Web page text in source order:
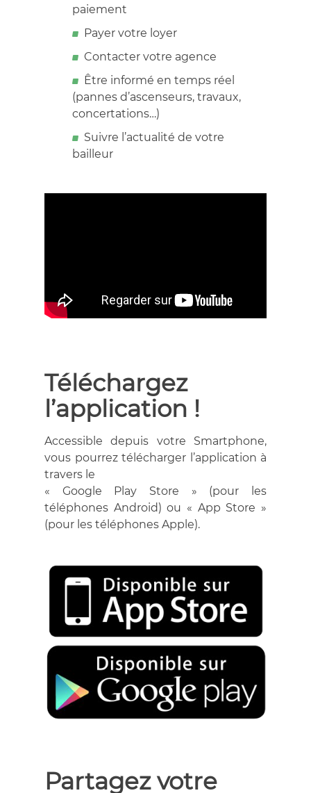
paiement
Payer votre loyer
Contacter votre agence
Être informé en temps réel
(pannes d’ascenseurs, travaux,
concertations…)
Suivre l’actualité de votre
bailleur
Téléchargez
l’application !
Accessible depuis votre Smartphone,
vous pourrez télécharger l’application à
travers le
« Google Play Store » (pour les
téléphones Android) ou « App Store »
(pour les téléphones Apple).
Partagez votre